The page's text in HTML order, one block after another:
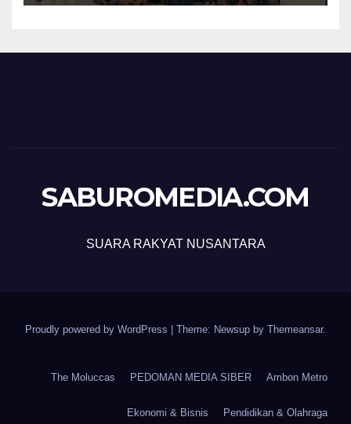
SABUROMEDIA.COM
SUARA RAKYAT NUSANTARA
Proudly powered by WordPress | Theme: Newsup by Themeansar.
The Moluccas PEDOMAN MEDIA SIBER Ambon Metro
Ekonomi & Bisnis Pendidikan & Olahraga